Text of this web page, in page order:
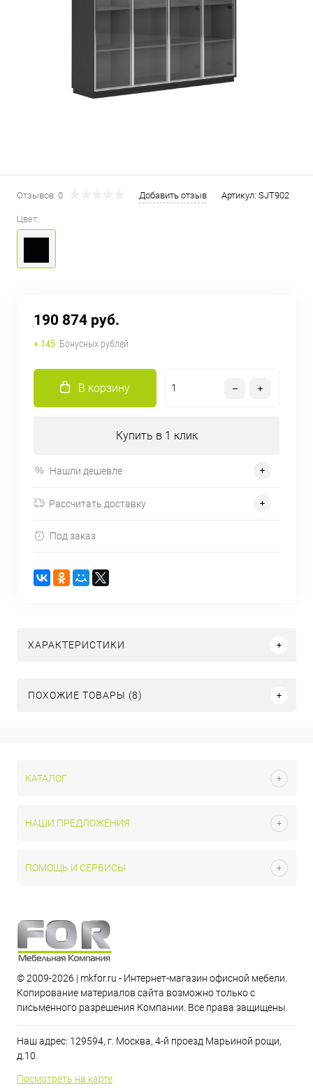
Отзывов: 0 Добавить отзыв Артикул: SJT902
Цвет:
190 874 руб.
+ 145 Бонусных рублей
В корзину
Купить в 1 клик
Нашли дешевле
Рассчитать доставку
Под заказ
ХАРАКТЕРИСТИКИ
ПОХОЖИЕ ТОВАРЫ (8)
КАТАЛОГ
НАШИ ПРЕДЛОЖЕНИЯ
ПОМОЩЬ И СЕРВИСЫ
© 2009-2026 | mkfor.ru - Интернет-магазин офисной мебели.
Копирование материалов сайта возможно только с
письменного разрешения Компании. Все права защищены.
Наш адрес: 129594, г. Москва, 4-й проезд Марьиной рощи,
д.10.
Посмотреть на карте